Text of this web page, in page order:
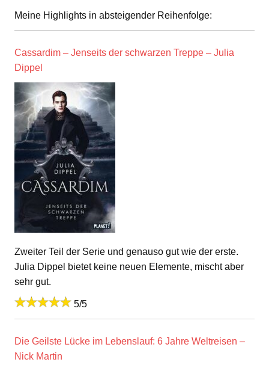
Meine Highlights in absteigender Reihenfolge:
Cassardim – Jenseits der schwarzen Treppe – Julia
Dippel
Zweiter Teil der Serie und genauso gut wie der erste.
Julia Dippel bietet keine neuen Elemente, mischt aber
sehr gut.
5/5
Die Geilste Lücke im Lebenslauf: 6 Jahre Weltreisen –
Nick Martin